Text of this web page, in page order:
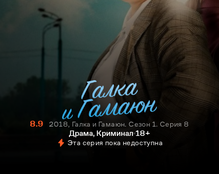
8.9
2018, Галка и Гамаюн. Сезон 1. Серия 8
Драма, Криминал 18+
Эта серия пока недоступна